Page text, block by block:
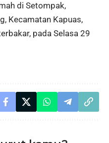
di Setompak,
Kecamatan Kapuas,
pada Selasa 29